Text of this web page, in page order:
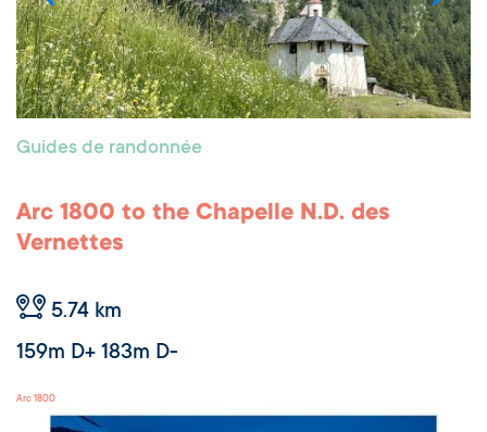
Guides de randonnée
Arc 1800 to the Chapelle N.D. des
Vernettes
5.74 km
159m D+ 183m D-
Arc 1800